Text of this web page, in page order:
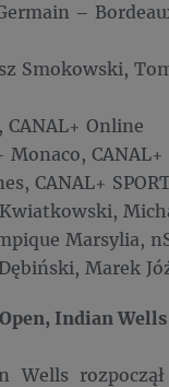
–
Smokowski,
Online
Monaco,
CANAL+
Marsylia,
Marek
Indian Wells
Wells